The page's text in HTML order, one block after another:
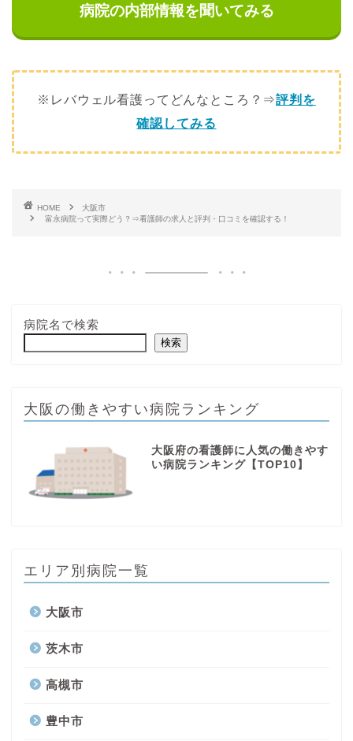
病院の内部情報を聞いてみる
※レバウェル看護ってどんなところ？⇒評判を
確認してみる
HOME
大阪市
富永病院って実際どう？⇒看護師の求人と評判・口コミを確認する！
病院名で検索
検索
大阪の働きやすい病院ランキング
大阪府の看護師に人気の働きやす
い病院ランキング【TOP10】
エリア別病院一覧
大阪市
茨木市
高槻市
豊中市